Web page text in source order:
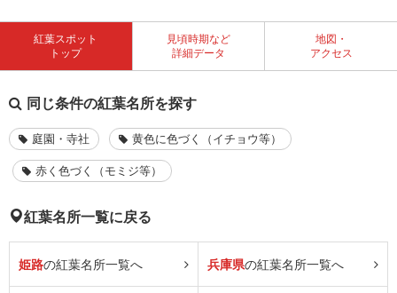
紅葉スポット
トップ
見頃時期など
詳細データ
地図・
アクセス
同じ条件の紅葉名所を探す
庭園・寺社
黄色に色づく（イチョウ等）
赤く色づく（モミジ等）
紅葉名所一覧に戻る
姫路の紅葉名所一覧へ 兵庫県の紅葉名所一覧へ